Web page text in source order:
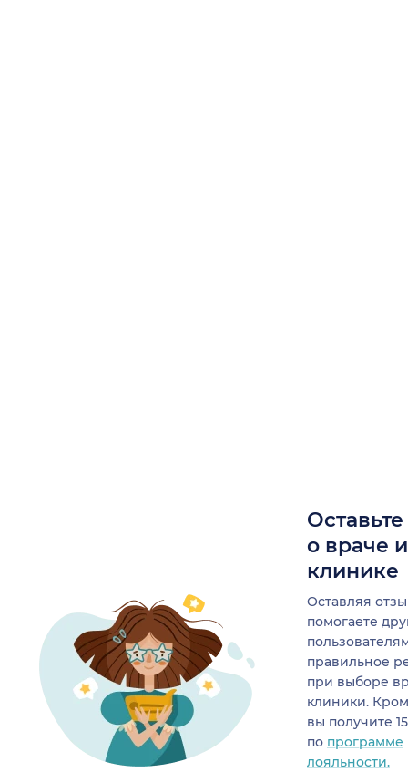
о враче
клинике
Оставляя
помогаете
правильное
при выборе
клиники.
вы получите
по программе
лояльности.